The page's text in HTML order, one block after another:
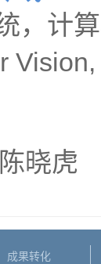
，计
陈晓虎
成果转化